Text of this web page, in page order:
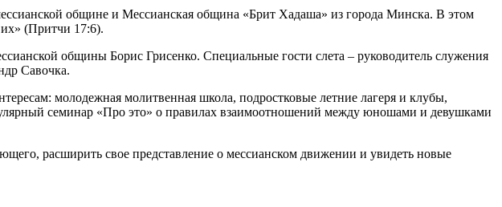
общине и Мессианская община «Брит Хадаша» из города Минска. В этом
их» (Притчи 17:6).
общины Борис Грисенко. Специальные гости слета – руководитель служения
Савочка.
молодежная молитвенная школа, подростковые летние лагеря и клубы,
семинар «Про это» о правилах взаимоотношений между юношами и девушками
расширить свое представление о мессианском движении и увидеть новые